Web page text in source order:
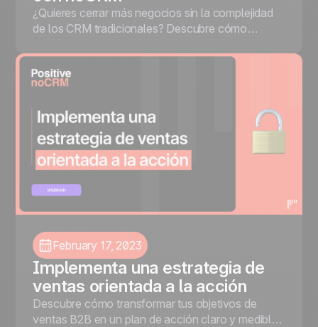
¿Quieres cerrar más negocios sin la complejidad
de los CRM tradicionales? Descubre cómo
leads orientada a la acción, diseñada para
ayudarte a enfocarte en lo que realmente importa:
captar leads, hacer seguimientos eficientes y
cerrar más ventas.
February 17, 2023
Implementa una estrategia de
ventas orientada a la acción
Descubre cómo transformar tus objetivos de
ventas B2B en un plan de acción claro y medible